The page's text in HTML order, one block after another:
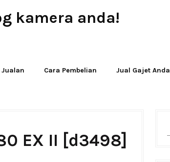
kamera anda!
Cara Pembelian Jual Gajet Anda
EX II [d3498]